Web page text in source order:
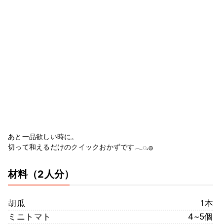
あと一品欲しい時に。
切って和えるだけのクイックおかずです𓂃◌𓈒𓐍
材料（2人分）
胡瓜
1本
ミニトマト
4~5個